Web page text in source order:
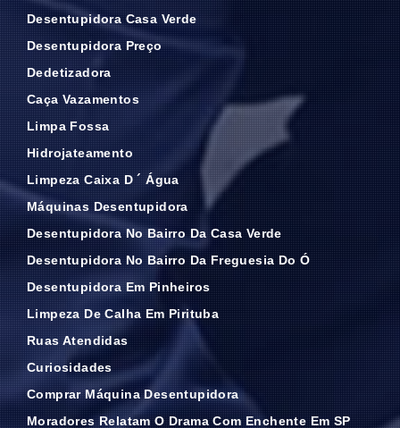
Desentupidora Casa Verde
Desentupidora Preço
Dedetizadora
Caça Vazamentos
Limpa Fossa
Hidrojateamento
Limpeza Caixa D ´ Água
Máquinas Desentupidora
Desentupidora No Bairro Da Casa Verde
Desentupidora No Bairro Da Freguesia Do Ó
Desentupidora Em Pinheiros
Limpeza De Calha Em Pirituba
Ruas Atendidas
Curiosidades
Comprar Máquina Desentupidora
Moradores Relatam O Drama Com Enchente Em SP